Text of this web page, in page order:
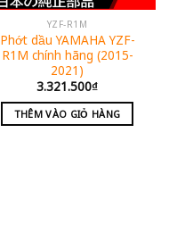
YZF-R1M
Phớt dầu YAMAHA YZF-
R1M chính hãng (2015-
2021)
3.321.500₫
THÊM VÀO GIỎ HÀNG